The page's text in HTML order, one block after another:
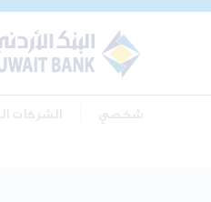
شخصي الشركات